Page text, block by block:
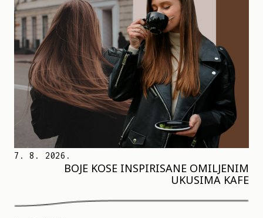
7. 8. 2026.
BOJE KOSE INSPIRISANE OMILJENIM
UKUSIMA KAFE